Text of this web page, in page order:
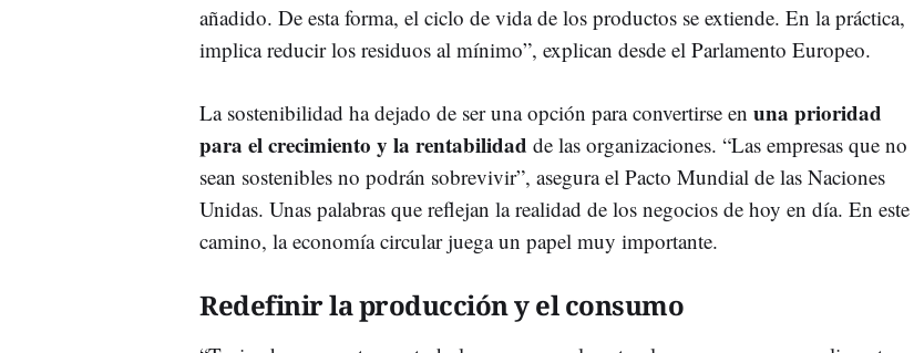
añadido. De esta forma, el ciclo de vida de los productos se extiende. En la práctica,
implica reducir los residuos al mínimo”, explican desde el Parlamento Europeo.
La sostenibilidad ha dejado de ser una opción para convertirse en una prioridad
para el crecimiento y la rentabilidad de las organizaciones. “Las empresas que no
sean sostenibles no podrán sobrevivir”, asegura el Pacto Mundial de las Naciones
Unidas. Unas palabras que reflejan la realidad de los negocios de hoy en día. En este
camino, la economía circular juega un papel muy importante.
Redefinir la producción y el consumo